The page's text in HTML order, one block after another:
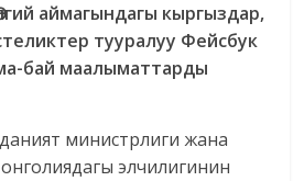
аймагындагы кыргыздар,
тууралуу Фейсбук
бай маалыматтарды
министрлиги жана
элчилигинин